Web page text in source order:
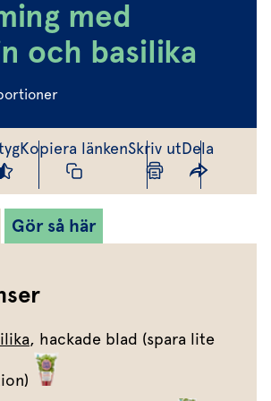
Marinad
Kryddsmör
Timjan
Oregano
Vårt sortiment
Våra färska örter
Vår sallat & gröna blad
Fixa vinägretten
med
och basilika
Kopiera länkenSkriv utDela
Gör så här
, hackade blad (spara lite